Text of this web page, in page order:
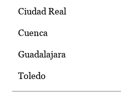
Ciudad Real
Cuenca
Guadalajara
Toledo